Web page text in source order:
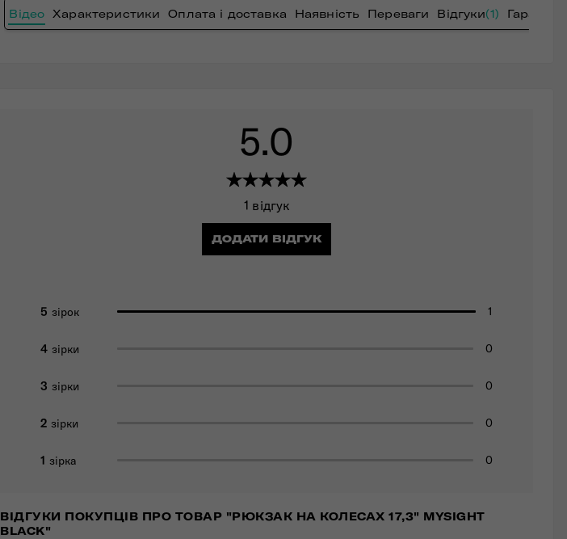
Відео Характеристики Оплата і доставка Наявність Переваги Відгуки(1) Гарантія
5.0
1 відгук
ДОДАТИ ВІДГУК
5 зірок 1
4 зірки 0
3 зірки 0
2 зірки 0
1 зірка 0
ВІДГУКИ ПОКУПЦІВ ПРО ТОВАР "РЮКЗАК НА КОЛЕСАХ 17,3" MYSIGHT
BLACK"